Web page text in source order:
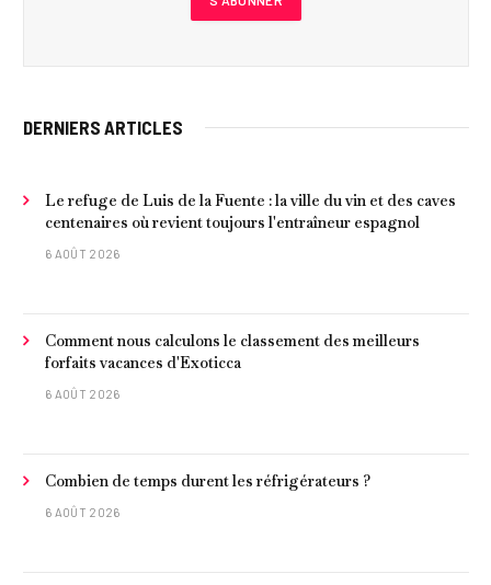
DERNIERS ARTICLES
Le refuge de Luis de la Fuente : la ville du vin et des caves
centenaires où revient toujours l'entraîneur espagnol
6 AOÛT 2026
Comment nous calculons le classement des meilleurs
forfaits vacances d'Exoticca
6 AOÛT 2026
Combien de temps durent les réfrigérateurs ?
6 AOÛT 2026